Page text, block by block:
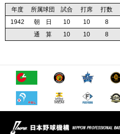
年度 所属球団 試合 打席 打数
1942
朝 日 10 10 8
通 算
10 10 8
年度 所属球団 試合 打席 打数
1942
朝 日 10 10 8
通 算
10 10 8
年度 所属球団 試合 打席 打数
1942
朝 日 10 10 8
通 算
10 10 8
年度 所属球団 試合 打席 打数
1942
朝 日 10 10 8
通 算
10 10 8